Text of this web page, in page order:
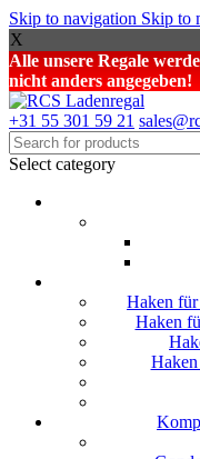
Skip to navigation Skip to
X
Alle unsere Regale
nicht anders angegeben!
+31 55 301 59 21
Select category
Haken
Haken